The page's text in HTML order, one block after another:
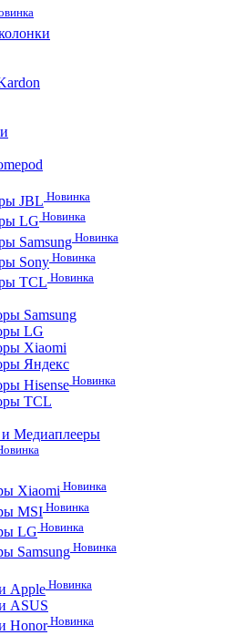
JBL Новинка
LG Новинка
SamsungНовинка
Sony Новинка
TCL Новинка
Samsung
LG
Xiaomi
Яндекс
Hisense Новинка
TCL
Медиаплееры
XiaomiНовинка
MSIНовинка
LG Новинка
Samsung Новинка
Apple Новинка
ASUS
HonorНовинка